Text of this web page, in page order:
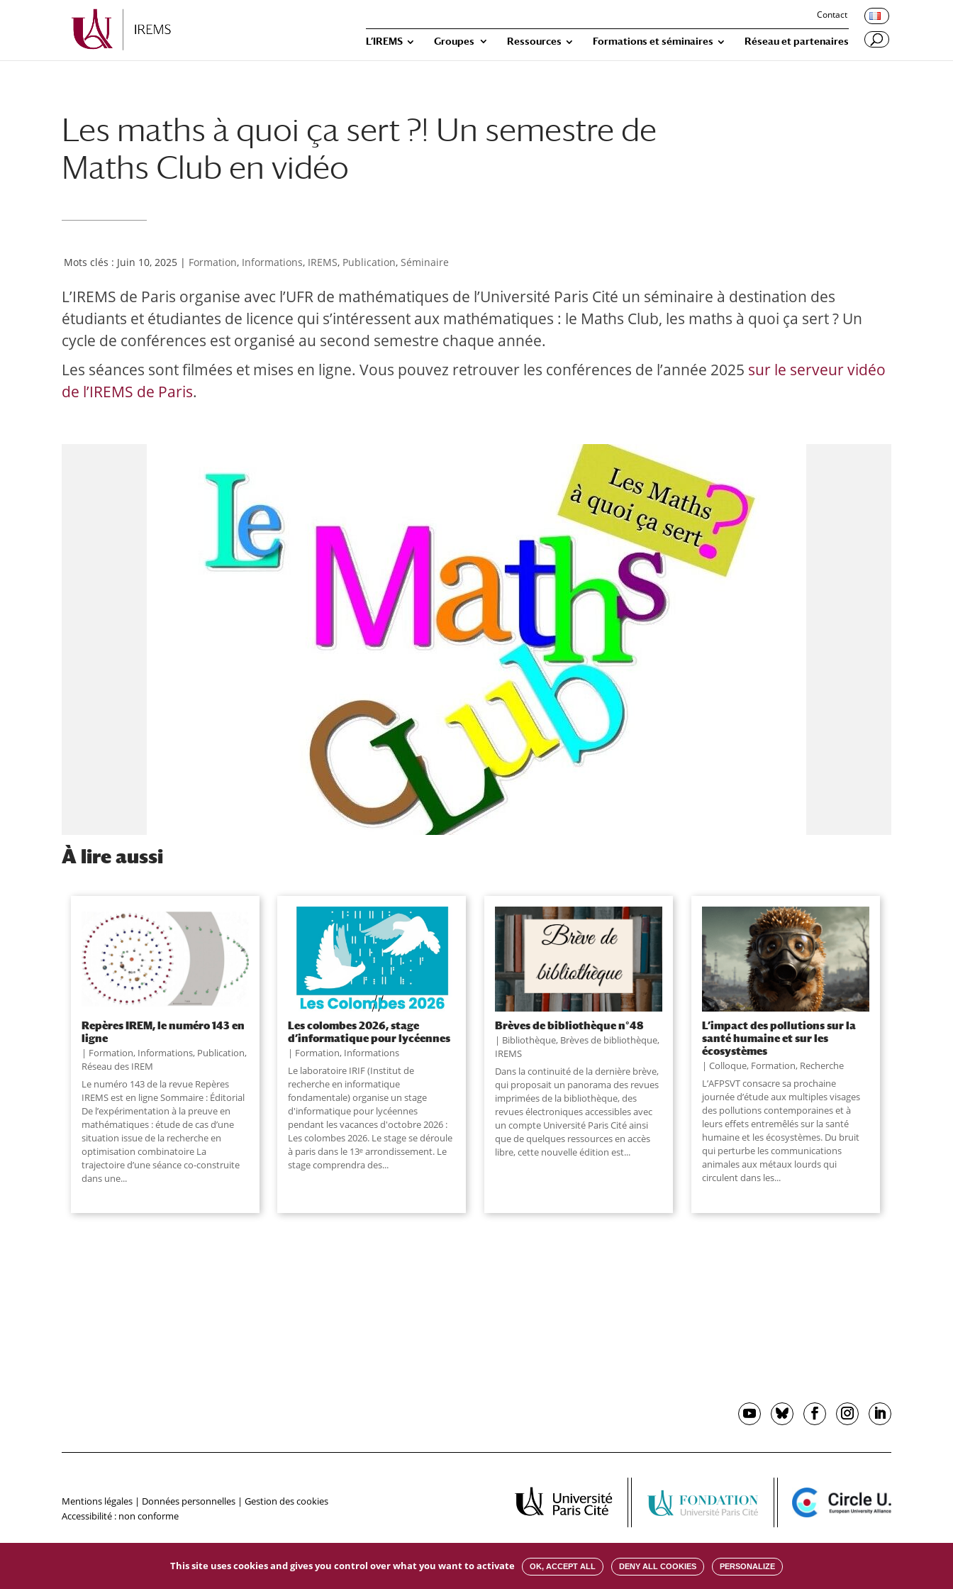
principal
navigation
Contact
L’IREMS Groupes Ressources Formations et séminaires Réseau et partenaires
Les maths à quoi ça sert ?! Un semestre de
Maths Club en vidéo
Juin 10, 2025 | Formation, Informations, IREMS, Publication, Séminaire
L’IREMS de Paris organise avec l’UFR de mathématiques de l’Université Paris Cité un séminaire à destination des
étudiants et étudiantes de licence qui s’intéressent aux mathématiques : le Maths Club, les maths à quoi ça sert ? Un
cycle de conférences est organisé au second semestre chaque année.
Les séances sont filmées et mises en ligne. Vous pouvez retrouver les conférences de l’année 2025 sur le serveur vidéo
de l’IREMS de Paris.
À lire aussi
Repères IREM, le numéro 143 en
ligne
Formation, Informations, Publication,
Réseau des IREM
Le numéro 143 de la revue Repères
IREMS est en ligne Sommaire : Éditorial
De l’expérimentation à la preuve en
mathématiques : étude de cas d’une
situation issue de la recherche en
optimisation combinatoire La
trajectoire d’une séance co-construite
dans une...
Les colombes 2026, stage
d’informatique pour lycéennes
Formation, Informations
Le laboratoire IRIF (Institut de
recherche en informatique
fondamentale) organise un stage
d'informatique pour lycéennes
pendant les vacances d'octobre 2026 :
Les colombes 2026. Le stage se déroule
à paris dans le 13ᵉ arrondissement. Le
stage comprendra des...
Brèves de bibliothèque n°48
Bibliothèque, Brèves de bibliothèque,
IREMS
Dans la continuité de la dernière brève,
qui proposait un panorama des revues
imprimées de la bibliothèque, des
revues électroniques accessibles avec
un compte Université Paris Cité ainsi
que de quelques ressources en accès
libre, cette nouvelle édition est...
L’impact des pollutions sur la
santé humaine et sur les
écosystèmes
Colloque, Formation, Recherche
L’AFPSVT consacre sa prochaine
journée d’étude aux multiples visages
des pollutions contemporaines et à
leurs effets entremêlés sur la santé
humaine et les écosystèmes. Du bruit
qui perturbe les communications
animales aux métaux lourds qui
circulent dans les...
Mentions légales | Données personnelles | Gestion des cookies
Accessibilité : non conforme
This site uses cookies and gives you control over what you want to activate OK, ACCEPT ALL DENY ALL COOKIES PERSONALIZE